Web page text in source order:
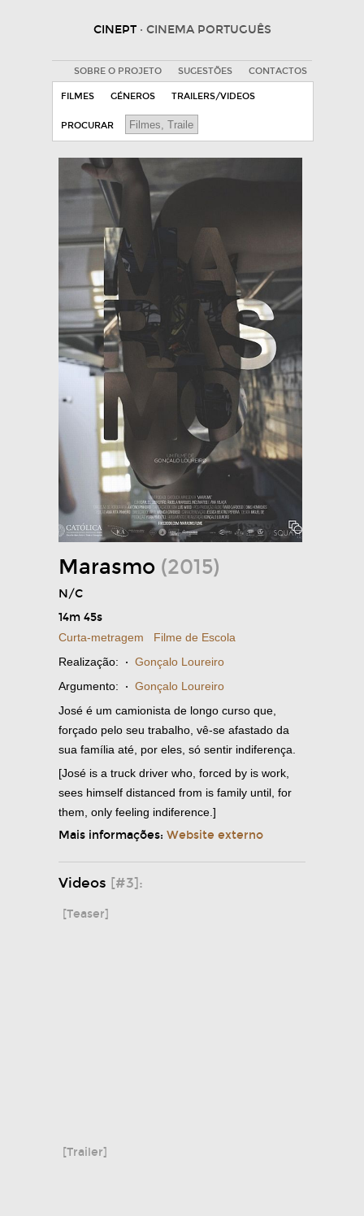
CINEPT · CINEMA PORTUGUÊS
SOBRE O PROJETO SUGESTÕES CONTACTOS
FILMES GÉNEROS TRAILERS/VIDEOS
PROCURAR
Marasmo (2015)
N/C
14m 45s
Curta-metragem
Filme de Escola
Realização: · Gonçalo Loureiro
Argumento: · Gonçalo Loureiro
José é um camionista de longo curso que,
forçado pelo seu trabalho, vê-se afastado da
sua família até, por eles, só sentir indiferença.
[José is a truck driver who, forced by is work,
sees himself distanced from is family until, for
them, only feeling indiference.]
Mais informações: Website externo
Videos [#3]:
[Teaser]
[Trailer]